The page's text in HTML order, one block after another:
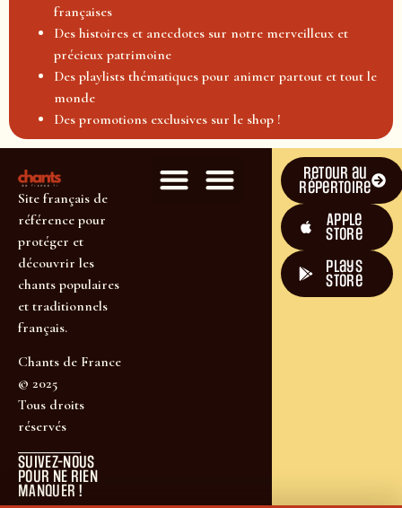
françaises
Des histoires et anecdotes sur notre merveilleux et
précieux patrimoine
Des playlists thématiques pour animer partout et tout le
monde
Des promotions exclusives sur le shop !
Site français de
référence pour
protéger et
découvrir les
chants populaires
et traditionnels
français.
Chants de France
© 2025
Tous droits
réservés
SUIVEZ-NOUS
POUR NE RIEN
MANQUER !
Retour au
répertoire
Apple
Store
plays
store